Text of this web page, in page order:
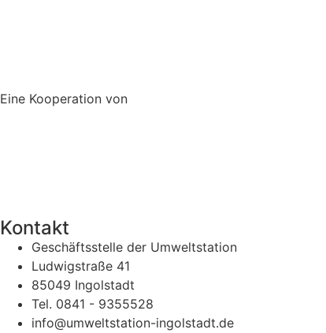
Eine Kooperation von
Kontakt
Geschäftsstelle der Umweltstation
Ludwigstraße 41
85049 Ingolstadt
Tel. 0841 - 9355528
info@umweltstation-ingolstadt.de